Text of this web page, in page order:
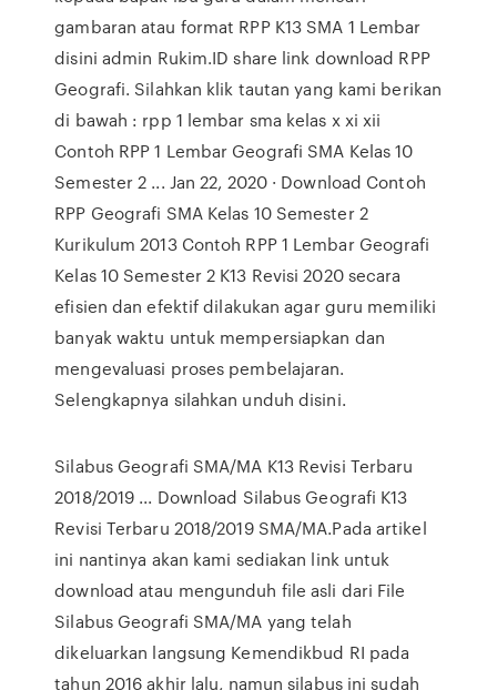
gambaran atau format RPP K13 SMA 1 Lembar
disini admin Rukim.ID share link download RPP
Geografi. Silahkan klik tautan yang kami berikan
di bawah : rpp 1 lembar sma kelas x xi xii
Contoh RPP 1 Lembar Geografi SMA Kelas 10
Semester 2 ... Jan 22, 2020 · Download Contoh
RPP Geografi SMA Kelas 10 Semester 2
Kurikulum 2013 Contoh RPP 1 Lembar Geografi
Kelas 10 Semester 2 K13 Revisi 2020 secara
efisien dan efektif dilakukan agar guru memiliki
banyak waktu untuk mempersiapkan dan
mengevaluasi proses pembelajaran.
Selengkapnya silahkan unduh disini.
Silabus Geografi SMA/MA K13 Revisi Terbaru
2018/2019 ... Download Silabus Geografi K13
Revisi Terbaru 2018/2019 SMA/MA.Pada artikel
ini nantinya akan kami sediakan link untuk
download atau mengunduh file asli dari File
Silabus Geografi SMA/MA yang telah
dikeluarkan langsung Kemendikbud RI pada
tahun 2016 akhir lalu, namun silabus ini sudah